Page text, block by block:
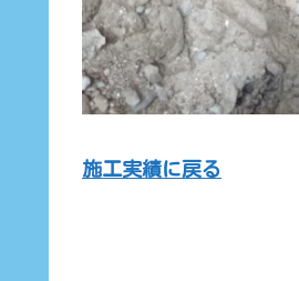
施工実績に戻る